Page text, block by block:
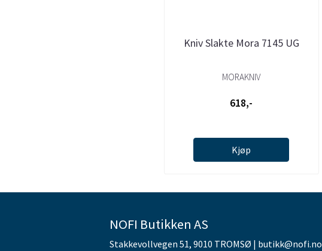
Kniv Slakte Mora 7145 UG
MORAKNIV
618,-
Kjøp
NOFI Butikken AS
Stakkevollvegen 51, 9010 TROMSØ | butikk@nofi.no